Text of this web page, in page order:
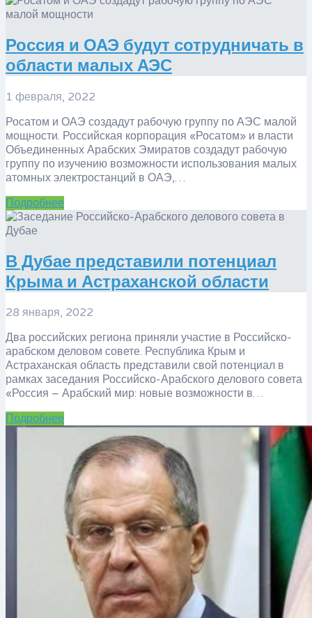
Россия и ОАЭ будут сотрудничать в
области малых АЭС
1 февраля, 2022
Росатом и ОАЭ создадут рабочую группу по АЭС малой
мощности. Российская корпорация «Росатом» и власти
Объединенных Арабских Эмиратов создадут рабочую
группу по изучению возможности использования малых
атомных электростанций в ОАЭ,…
Подробнее
​В Дубае представили потенциал
Крыма и Астраханской области
28 января, 2022
Два российских региона приняли участие в Российско-
арабском деловом совете. Республика Крым и
Астраханская область представили свой потенциал в
рамках заседания Российско-Арабского делового совета
«Россия – Арабский мир: новые возможности в…
Подробнее